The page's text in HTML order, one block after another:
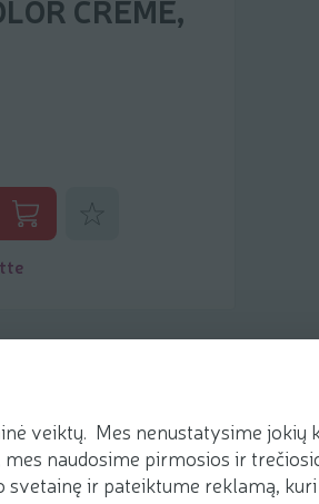
veiktų. Mes nenustatysime jokių
naudosime pirmosios ir
ir pateiktume reklamą,
CREME,